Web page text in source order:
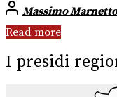
Massimo Marnetto
Read more
I presidi